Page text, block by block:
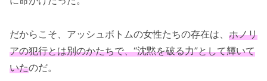
だからこそ、アッシュボトムの女性たちの存在は、 ホノリ
アの犯行とは別のかたちで、“沈黙を破る力”として輝いて
いたのだ。